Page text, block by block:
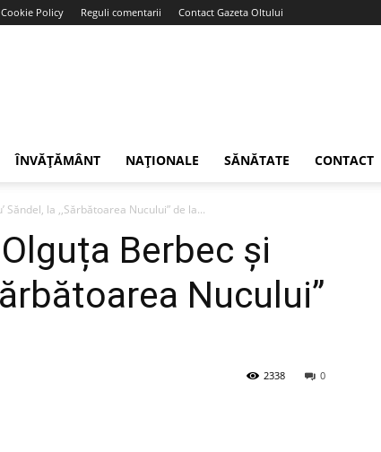
Cookie Policy Reguli comentarii Contact Gazeta Oltului
ÎNVĂȚĂMÂNT NAȚIONALE SĂNĂTATE CONTACT
la ,,Sărbătoarea Nucului” de la...
Berbec și
Nucului”
0
2338